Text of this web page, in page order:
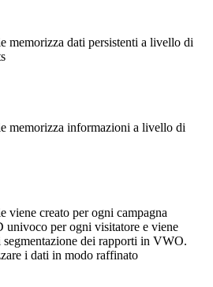
memorizza dati persistenti a livello di
memorizza informazioni a livello di
viene creato per ogni campagna
univoco per ogni visitatore e viene
dei rapporti in VWO.
i dati in modo raffinato